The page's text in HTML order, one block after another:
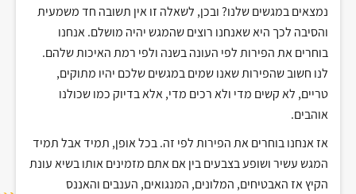
נמצאים במגשים שלנו?ובכן, לשאלה זו אין תשובה חד משמעית
והסיבה לכך היא שאנחנו רוצים שהמגש יהיה מושלם.אנחנו
בוחרים את הפירות לפי העונה בשנה ולפי רמת האיכות שלהם.
לנו חשוב שהפירות שאנו שמים במגשים שלכם יהיו מתוקים,
טריים, לא קשים מדי ולא רכים מדי,אלא בדיוק כמו שכולנו
אוהבים.
אז אנחנו בוחרים את הפירות לפי זה.בכל אופן, תמיד אבל תמיד
המגש עשיר ושופע בצבעים בין אם אתם מזמינים אותו בשיא עונת
הקיץ אז האבטיחים, המלונים, המנגואים, הענבים והאננס